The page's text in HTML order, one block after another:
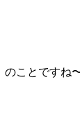
ことですね